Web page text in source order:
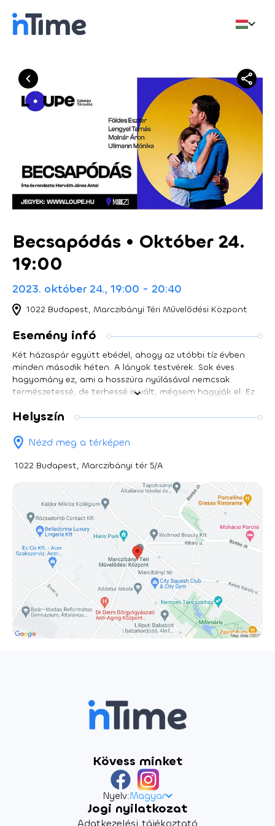
Becsapódás • Október 24.
19:00
2023. október 24., 19:00 - 20:40
1022 Budapest, Marczibányi Téri Művelődési Központ
Esemény infó
Két házaspár együtt ebédel, ahogy az utóbbi tíz évben
minden második héten. A lányok testvérek. Sok éves
hagyomány ez, ami a hosszúra nyúlásával nemcsak
természetessé, de terhessé is vált, mégsem hagyják el. Ez
valami a levegőben. Egy amúgy is pattanásig feszült
telefonokon: az államfő perceken belül bejelentést tesz.
Már megint mi lehet az? Elkezdődik a nemzetiszín zászló
előtt felvett nemzetnek intézett videóüzenet. Az országot
településbe. Négyen meghaltak. Az ország nem nézheti
tétlenül honfitársainak igazságtalan halálát. Cselekedni
kell. Ez már a mi háborúnk is. Azonnal elrendelik a
katonakorú férfi lakosság besorozását. Tizenkét óra múlva
pedig lezárják a határokat. Szereplőinknek gyorsan kell
döntést hozni, ami az egész életükre hatással lehet.
Kérdés, hogy tudnak-e a döntéseikkel együtt élni.
Érdemes-e élni haza nélkül? Vagy érdemes meghalni egy
hazáért, ami már sosem lesz a miénk? Végül lehet, hogy
nemcsak az országból, de a szobából sem jutnak ki.
Játsszák: Földes Eszter, Lengyel Tamás, Molnár Áron,
Ullmann Mónika Díszlettervező: Pallós Nelli Jelmeztervező:
Kisprumik Ádám Dramaturg: Balassa Eszter Zene: Hunyadi
Helyszín
Nézd meg a térképen
1022 Budapest, Marczibányi tér 5/A
Kövess minket
Nyelv:Magyar
Jogi nyilatkozat
Adatkezelési tájékoztató